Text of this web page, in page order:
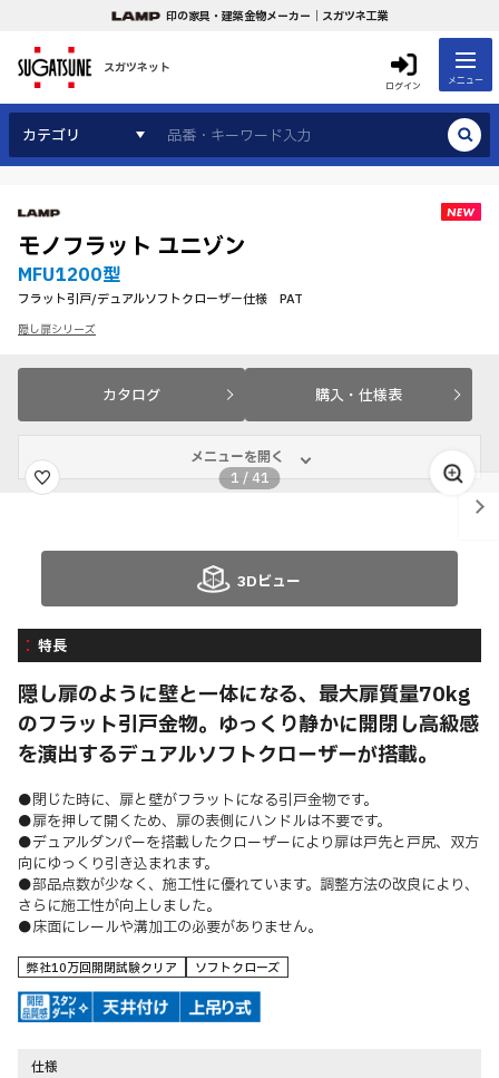
印の家具・建築金物メーカー｜スガツネ工業
スガツネット
ログイン メニュー
カテゴリ
モノフラット ユニゾン
MFU1200型
フラット引戸/デュアルソフトクローザー仕様 PAT
隠し扉シリーズ
カタログ 購入・仕様表
メニューを開く
1 /41
3Dビュー
特長
隠し扉のように壁と一体になる、最大扉質量70kg
のフラット引戸金物。ゆっくり静かに開閉し高級感
を演出するデュアルソフトクローザーが搭載。
●閉じた時に、扉と壁がフラットになる引戸金物です。
●扉を押して開くため、扉の表側にハンドルは不要です。
●デュアルダンパーを搭載したクローザーにより扉は戸先と戸尻、双方
向にゆっくり引き込まれます。
●部品点数が少なく、施工性に優れています。調整方法の改良により、
さらに施工性が向上しました。
●床面にレールや溝加工の必要がありません。
弊社10万回開閉試験クリア ソフトクローズ
仕様